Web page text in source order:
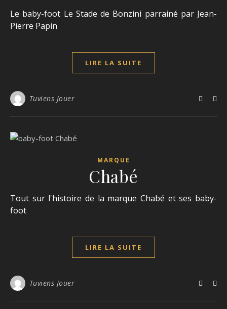
Le baby-foot Le Stade de Bonzini parrainé par Jean-
Pierre Papin
LIRE LA SUITE
Tuviens Jouer
MARQUE
Chabé
Tout sur l'histoire de la marque Chabé et ses baby-
foot
LIRE LA SUITE
Tuviens Jouer